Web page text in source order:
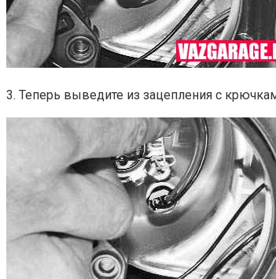
3. Теперь выведите из зацепления с